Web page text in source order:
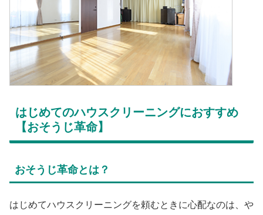
はじめてのハウスクリーニングにおすすめ
【おそうじ革命】
おそうじ革命とは？
はじめてハウスクリーニングを頼むときに心配なのは、や